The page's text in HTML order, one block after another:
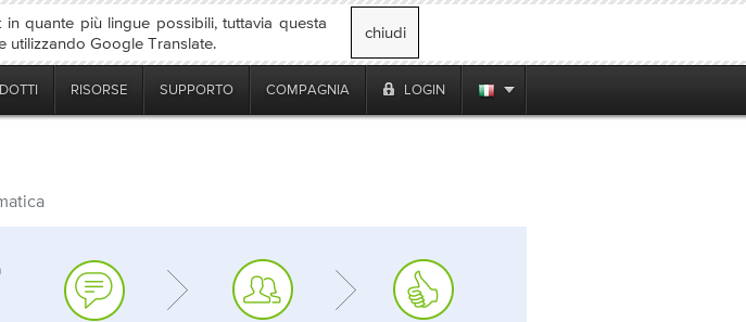
quante più lingue possibili, tuttavia questa
utilizzando Google Translate.
chiudi
RISORSE SUPPORTO COMPAGNIA LOGIN